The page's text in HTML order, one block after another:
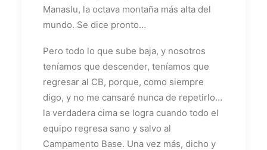
Manaslu, la octava montaña más alta del
mundo. Se dice pronto…
Pero todo lo que sube baja, y nosotros
teníamos que descender, teníamos que
regresar al CB, porque, como siempre
digo, y no me cansaré nunca de repetirlo…
la verdadera cima se logra cuando todo el
equipo regresa sano y salvo al
Campamento Base. Una vez más, dicho y